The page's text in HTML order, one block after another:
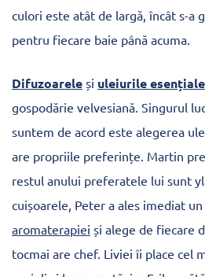
culori este atât de largă, încât s-a
pentru fiecare baie până acuma.
Difuzoarele și uleiurile esențiale
gospodărie velvesiană. Singurul
suntem de acord este alegerea
are propriile preferințe. Martin
restul anului preferatele lui sunt
cuișoarele, Peter a ales imediat
aromaterapiei și alege de fiecare
tocmai are chef. Liviei îi place cel